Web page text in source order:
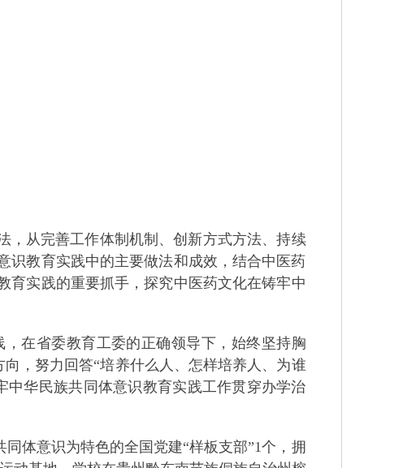
，从完善工作体制机制、创新方式方法、持续
识教育实践中的主要做法和成效，结合中医药
育实践的重要抓手，探究中医药文化在铸牢中
在省委教育工委的正确领导下，始终坚持胸
，努力回答“培养什么人、怎样培养人、为谁
华民族共同体意识教育实践工作贯穿办学治
体意识为特色的全国党建“样板支部”1个，拥